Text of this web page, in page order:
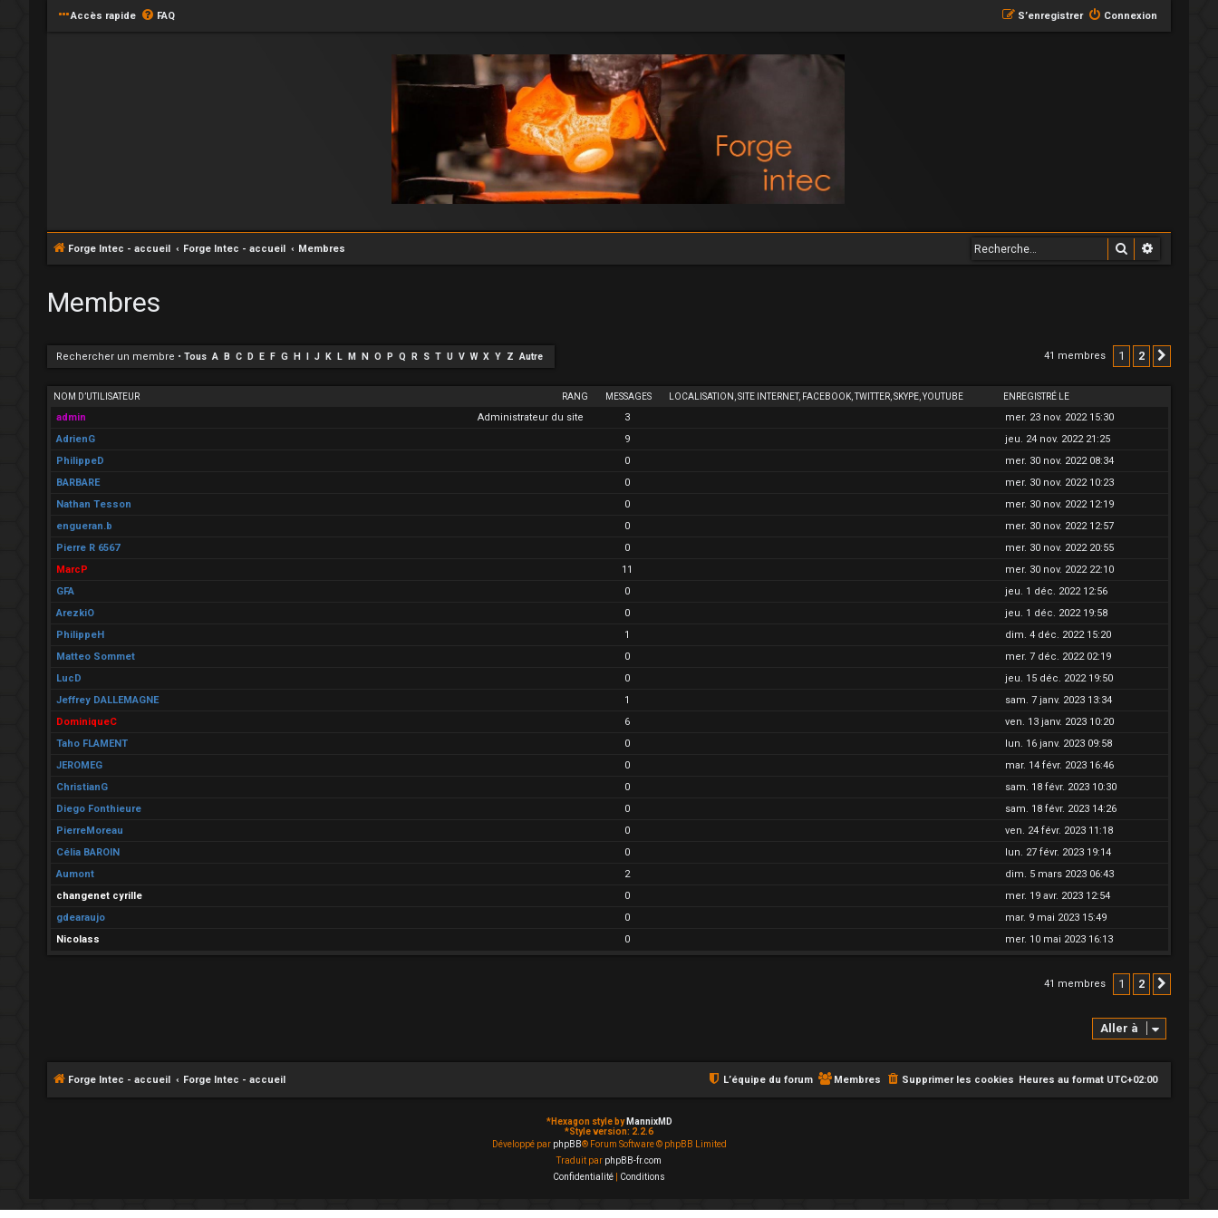
Accès rapide FAQ Connexion
S’enregistrer
Forge Intec - accueil Forge Intec - accueil Membres Rechercher
Membres
Rechercher un membre • Tous A B C D E F G H I J K L M N O P Q R S T U V W X Y Z Autre 41 membres 1 2
RANG
NOM D’UTILISATEUR MESSAGES LOCALISATION, SITE INTERNET, FACEBOOK, TWITTER, SKYPE, YOUTUBE ENREGISTRÉ LE
Administrateur du site
admin 3
mer. 23 nov. 2022 15:30
AdrienG
9
jeu. 24 nov. 2022 21:25
PhilippeD
0
mer. 30 nov. 2022 08:34
BARBARE
0
mer. 30 nov. 2022 10:23
Nathan Tesson
0
mer. 30 nov. 2022 12:19
engueran.b
0
mer. 30 nov. 2022 12:57
Pierre R 6567
0
mer. 30 nov. 2022 20:55
MarcP
11
mer. 30 nov. 2022 22:10
GFA
0
jeu. 1 déc. 2022 12:56
ArezkiO
0
jeu. 1 déc. 2022 19:58
PhilippeH
1
dim. 4 déc. 2022 15:20
Matteo Sommet
0
mer. 7 déc. 2022 02:19
LucD
0
jeu. 15 déc. 2022 19:50
Jeffrey DALLEMAGNE
1
sam. 7 janv. 2023 13:34
DominiqueC
6
ven. 13 janv. 2023 10:20
Taho FLAMENT
0
lun. 16 janv. 2023 09:58
JEROMEG
0
mar. 14 févr. 2023 16:46
ChristianG
0
sam. 18 févr. 2023 10:30
Diego Fonthieure
0
sam. 18 févr. 2023 14:26
PierreMoreau
0
ven. 24 févr. 2023 11:18
Célia BAROIN
0
lun. 27 févr. 2023 19:14
Aumont
2
dim. 5 mars 2023 06:43
changenet cyrille
0
mer. 19 avr. 2023 12:54
gdearaujo
0
mar. 9 mai 2023 15:49
Nicolass
0 mer. 10 mai 2023 16:13
41 membres 1 2
Aller à
Forge Intec - accueil Forge Intec - accueil Heures au format UTC+02:00
Supprimer les cookies
Membres
L’équipe du forum
*Hexagon style by MannixMD
*Style version: 2.2.6
Développé par phpBB® Forum Software © phpBB Limited
Traduit par phpBB-fr.com
Confidentialité
Conditions